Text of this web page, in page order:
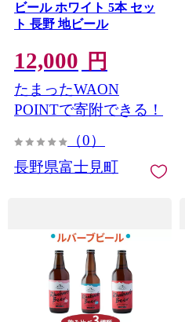
ビール ホワイト 5本 セッ
ト 長野 地ビール
12,000 円
たまったWAON
POINTで寄附できる！
（0）
長野県富士見町